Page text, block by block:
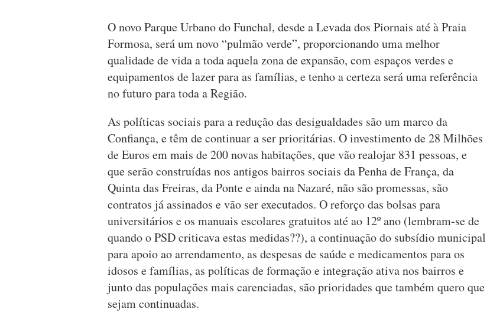
O novo Parque Urbano do Funchal, desde a Levada dos Piornais até à Praia
Formosa, será um novo “pulmão verde”, proporcionando uma melhor
qualidade de vida a toda aquela zona de expansão, com espaços verdes e
equipamentos de lazer para as famílias, e tenho a certeza será uma referência
no futuro para toda a Região.
As políticas sociais para a redução das desigualdades são um marco da
Confiança, e têm de continuar a ser prioritárias. O investimento de 28 Milhões
de Euros em mais de 200 novas habitações, que vão realojar 831 pessoas, e
que serão construídas nos antigos bairros sociais da Penha de França, da
Quinta das Freiras, da Ponte e ainda na Nazaré, não são promessas, são
contratos já assinados e vão ser executados. O reforço das bolsas para
universitários e os manuais escolares gratuitos até ao 12º ano (lembram-se de
quando o PSD criticava estas medidas??), a continuação do subsídio municipal
para apoio ao arrendamento, as despesas de saúde e medicamentos para os
idosos e famílias, as políticas de formação e integração ativa nos bairros e
junto das populações mais carenciadas, são prioridades que também quero que
sejam continuadas.